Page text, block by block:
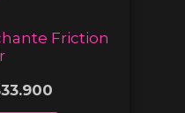
Friction
33.900